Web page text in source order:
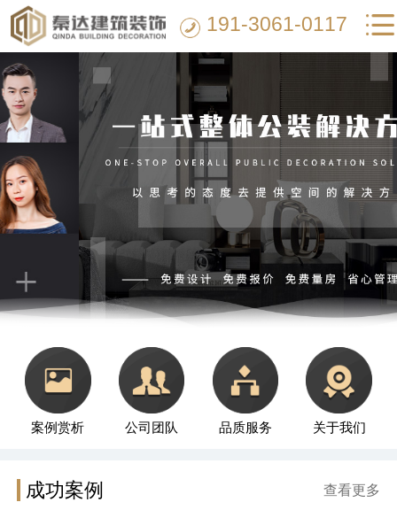
191-3061-0117
案例赏析 公司团队 品质服务 关于我们
成功案例 查看更多